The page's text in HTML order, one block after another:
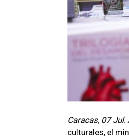
Caracas, 07 Jul.
culturales, el